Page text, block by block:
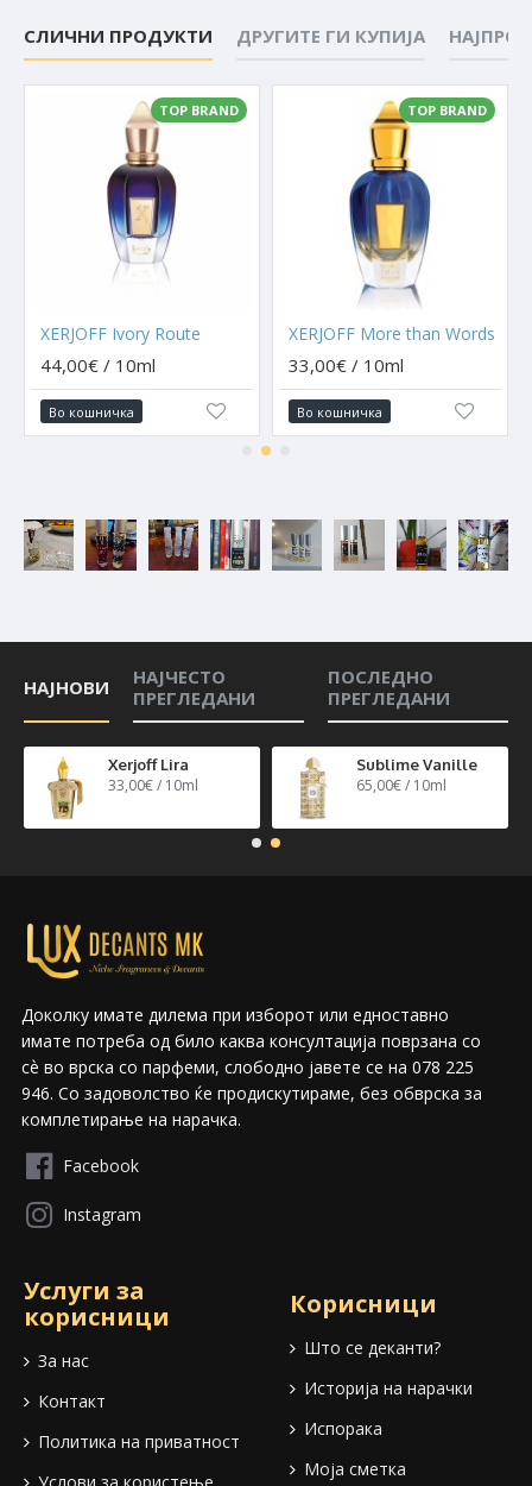
СЛИЧНИ ПРОДУКТИ ДРУГИТЕ ГИ КУПИЈА
TOP BRAND
XERJOFF Ivory Route
44,00€ / 10ml
Во кошничка
TOP BRAND
XERJOFF More than Words
33,00€ / 10ml
Во кошничка
НАЈНОВИ
НАЈЧЕСТО
ПРЕГЛЕДАНИ
ПОСЛЕДНО
ПРЕГЛЕДАНИ
Xerjoff Lira
33,00€ / 10ml
Sublime Vanille
65,00€ / 10ml
Доколку имате дилема при изборот или едноставно
имате потреба од било каква консултација поврзана со
сѐ во врска со парфеми, слободно јавете се на 078 225
946. Со задоволство ќе продискутираме, без обврска за
комплетирање на нарачка.
Facebook
Instagram
Услуги за
корисници
За нас
Контакт
Политика на приватност
Корисници
Што се деканти?
Историја на нарачки
Испорака
Моја сметка